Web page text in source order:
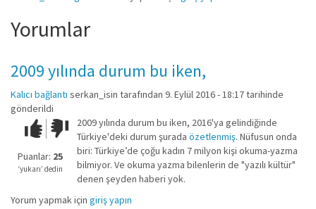
Yorumlar
2009 yılında durum bu iken,
Kalıcı bağlantı serkan_isin tarafından 9. Eylül 2016 - 18:17 tarihinde
gönderildi
Çok iyi!O
kadar
iyi
değil!
Puanlar: 25
‘yukarı’ dedin
2009 yılında durum bu iken, 2016'ya gelindiğinde
Türkiye'deki durum şurada özetlenmiş. Nüfusun onda
biri: Türkiye’de çoğu kadın 7 milyon kişi okuma-yazma
bilmiyor. Ve okuma yazma bilenlerin de "yazılı kültür"
denen şeyden haberi yok.
Yorum yapmak için giriş yapın